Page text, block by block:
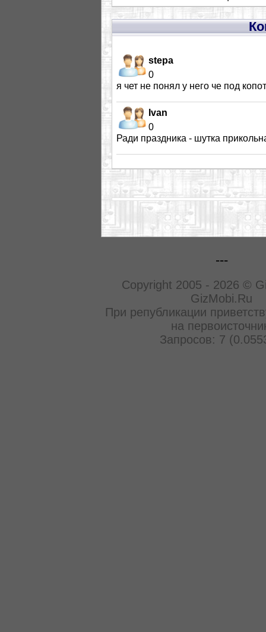
stepa
0
я чет не понял у него че под
Ivan
0
Ради праздника - шутка
---
Copyright 2005 - 2026 ©
GizMobi.Ru
При републикации
на
Запросов: 7